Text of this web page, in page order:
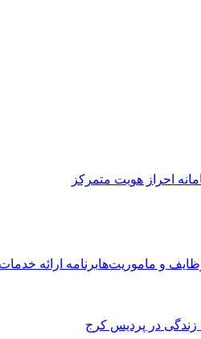
احراز هويت متمركز
و ماموریت‌هابرنامه ارائه
در پردیس کرج